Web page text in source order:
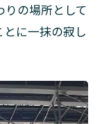
の場所として
に一抹の寂し